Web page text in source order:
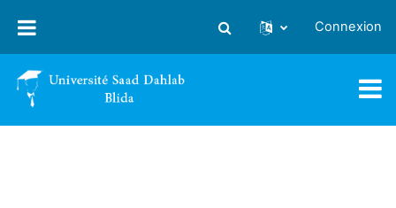
Activer/désactiver la saisie
Connexion